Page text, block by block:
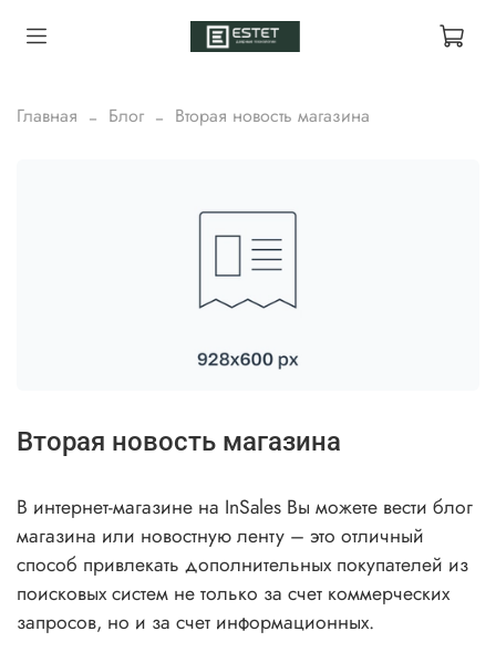
Главная Блог Вторая новость магазина
Вторая новость магазина
В интернет-магазине на InSales Вы можете вести блог
магазина или новостную ленту – это отличный
способ привлекать дополнительных покупателей из
поисковых систем не только за счет коммерческих
запросов, но и за счет информационных.